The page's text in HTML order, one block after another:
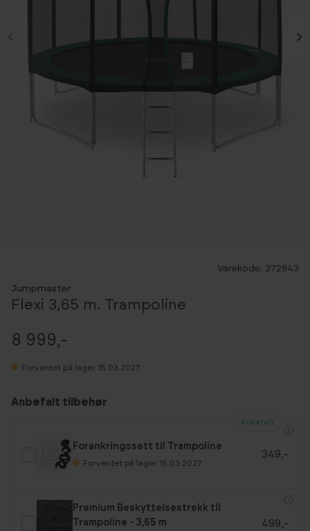
Varekode: 372943
Jumpmaster
Flexi 3,65 m. Trampoline
8 999,-
Forventet på lager 15.03.2027
Anbefalt tilbehør
Anbefalt
Forankringssett til Trampoline
Forventet på lager 15.03.2027
349,-
Premium Beskyttelsestrekk til
Trampoline - 3,65 m
499,-